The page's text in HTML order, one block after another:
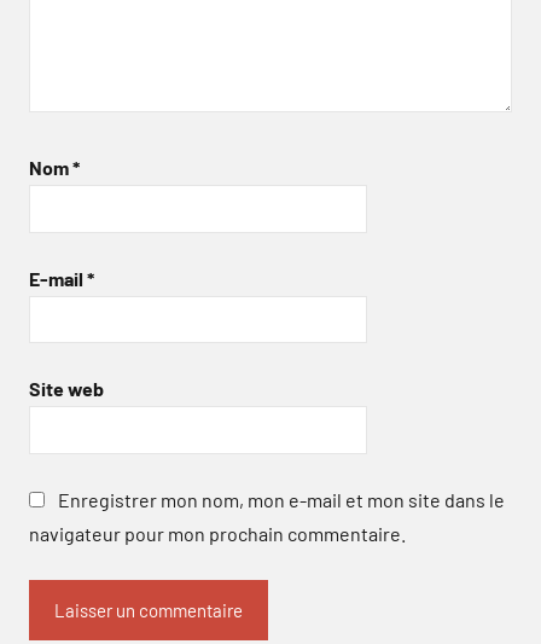
Nom*
E-mail *
Site web
Enregistrer mon nom, mon e-mail et mon site dans le
navigateur pour mon prochain commentaire.